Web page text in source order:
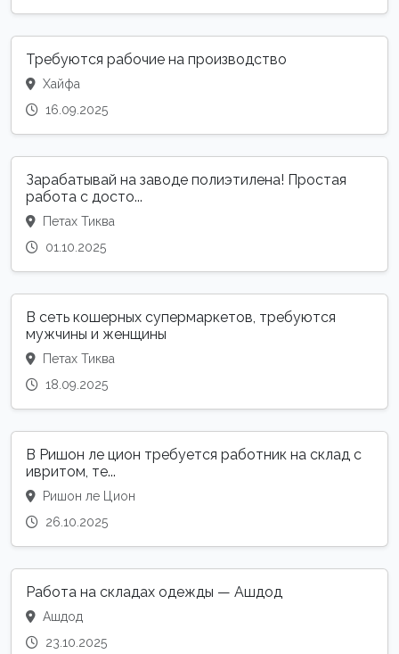
Требуются рабочие на производство
Хайфа
16.09.2025
Зарабатывай на заводе полиэтилена! Простая
работа с досто...
Петах Тиква
01.10.2025
В сеть кошерных супермаркетов, требуются
мужчины и женщины
Петах Тиква
18.09.2025
В Ришон ле цион требуется работник на склад с
ивритом, те...
Ришон ле Цион
26.10.2025
Работа на складах одежды — Ашдод
Ашдод
23.10.2025